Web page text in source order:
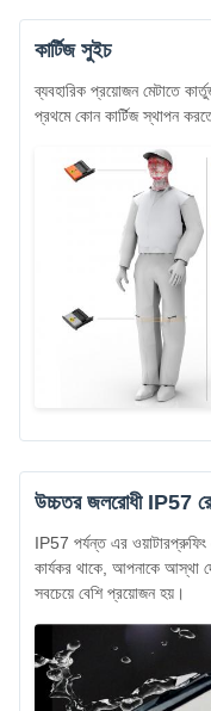
কার্টিজ সুইচ
ব্যবহারিক প্রয়োজন মেটাতে
প্রথমে কোন কার্টিজ স্থাপন
উচ্চতর জলরোধী IP57
IP57 পর্যন্ত এর
কার্যকর থাকে, আপনাকে আস্থা
সবচেয়ে বেশি প্রয়োজন হয়।